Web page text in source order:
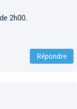
2h00.
Répondre